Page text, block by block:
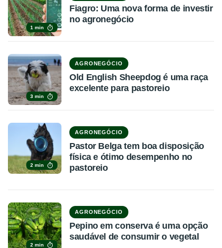
1 min
Fiagro: Uma nova forma de investir
no agronegócio
3 min
AGRONEGÓCIO
Old English Sheepdog é uma raça
excelente para pastoreio
2 min
AGRONEGÓCIO
Pastor Belga tem boa disposição
física e ótimo desempenho no
pastoreio
2 min
AGRONEGÓCIO
Pepino em conserva é uma opção
saudável de consumir o vegetal